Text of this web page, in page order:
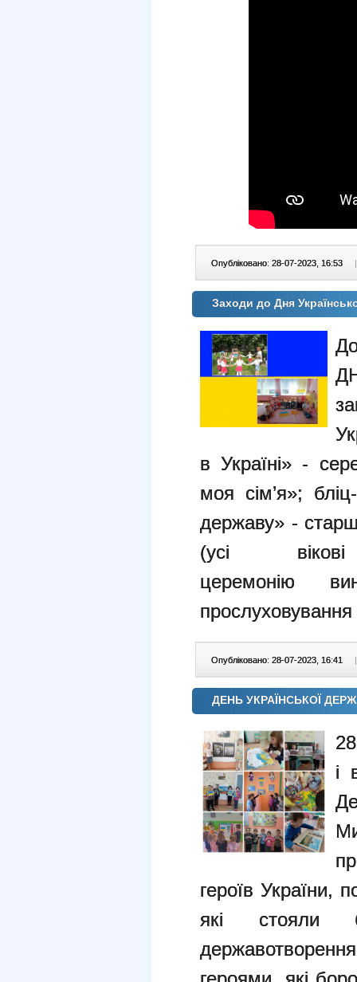
Опубліковано: 28-07-2023, 16:53 |
Заходи до Дня
в Україні» -
моя сім’я»; б
державу» -
(усі
церемонію
прослуховування
Опубліковано: 28-07-2023, 16:41 |
ДЕНЬ УКРАЇНСЬКОЇ
і
героїв України,
які стояли